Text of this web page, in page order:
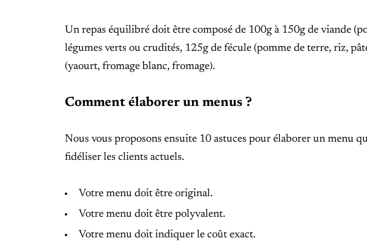
Un repas équilibré doit être composé de 100g à 150g de viande
légumes verts ou crudités, 125g de fécule (pomme de terre, riz,
(yaourt, fromage blanc, fromage).
Comment élaborer un menus ?
Nous vous proposons ensuite 10 astuces pour élaborer un menu
fidéliser les clients actuels.
Votre menu doit être original.
Votre menu doit être polyvalent.
Votre menu doit indiquer le coût exact.